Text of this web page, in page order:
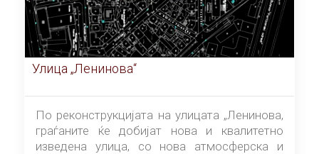
Улица „Ленинова“
По реконструкцијата на улицата „Ленинова,
граѓаните ќе добијат нова и квалитетно
изведена улица, со нова атмосферска и